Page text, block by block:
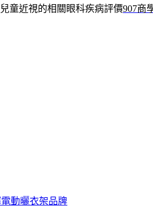
童近視的相關眼科疾病評價907商
動曬衣架品牌